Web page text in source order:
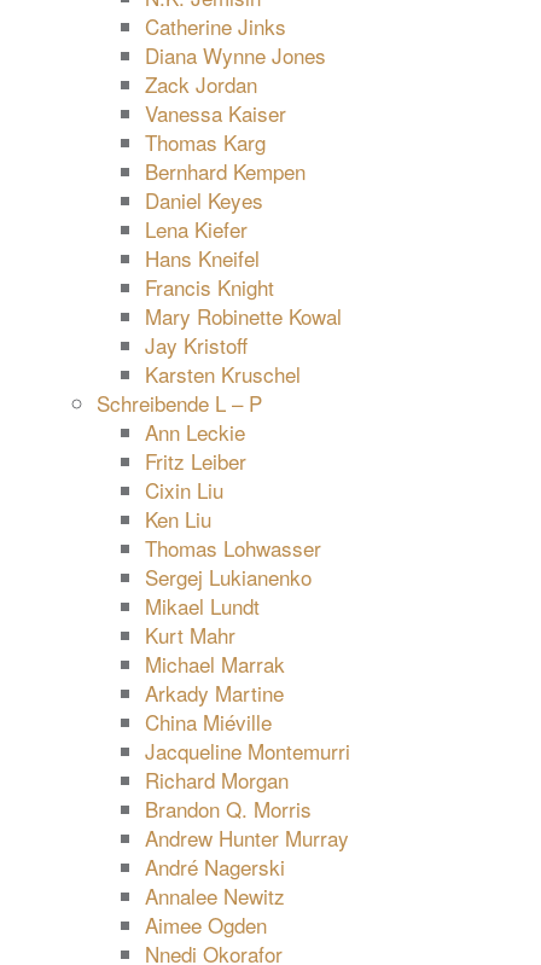
Catherine Jinks
Diana Wynne Jones
Zack Jordan
Vanessa Kaiser
Thomas Karg
Bernhard Kempen
Daniel Keyes
Lena Kiefer
Hans Kneifel
Francis Knight
Mary Robinette Kowal
Jay Kristoff
Karsten Kruschel
Schreibende L – P
Ann Leckie
Fritz Leiber
Cixin Liu
Ken Liu
Thomas Lohwasser
Sergej Lukianenko
Mikael Lundt
Kurt Mahr
Michael Marrak
Arkady Martine
China Miéville
Jacqueline Montemurri
Richard Morgan
Brandon Q. Morris
Andrew Hunter Murray
André Nagerski
Annalee Newitz
Aimee Ogden
Nnedi Okorafor